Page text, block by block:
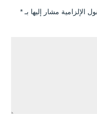
الإلزامية مشار إليها بـ *